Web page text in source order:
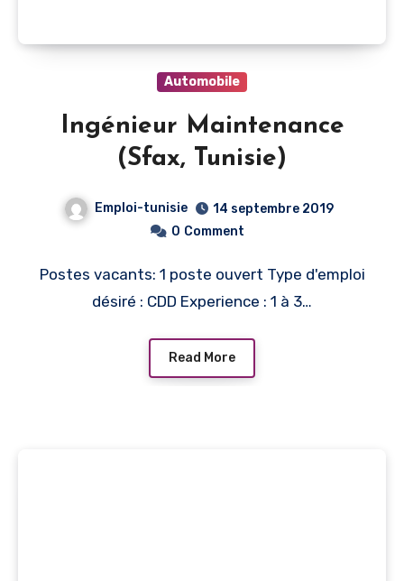
Automobile
Ingénieur Maintenance
(Sfax, Tunisie)
Emploi-tunisie
14 septembre 2019
0 Comment
Postes vacants: 1 poste ouvert Type d'emploi
désiré : CDD Experience : 1 à 3…
Read More